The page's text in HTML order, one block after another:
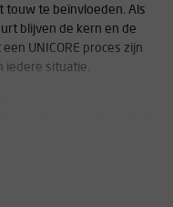
touw te beïnvloeden. Als
blijven de kern en de
UNICORE proces zijn
iedere situatie.